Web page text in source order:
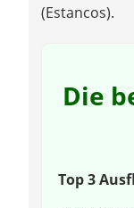
(Estancos).
Die
Top 3